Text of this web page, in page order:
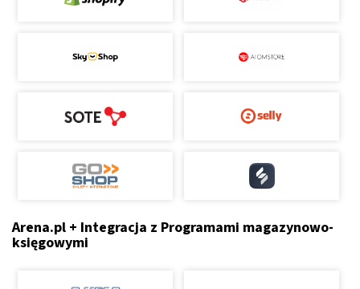
Arena.pl + Integracja z Programami magazynowo-
księgowymi